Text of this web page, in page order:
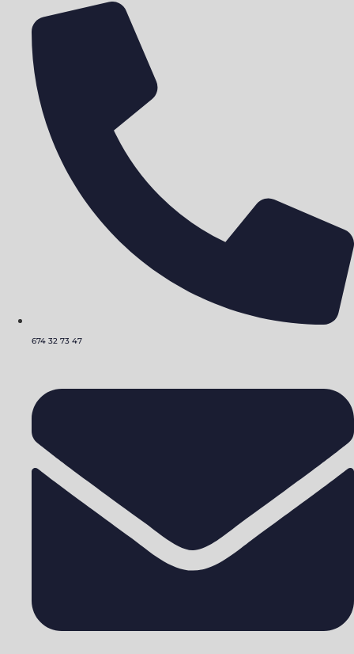
674 32 73 47